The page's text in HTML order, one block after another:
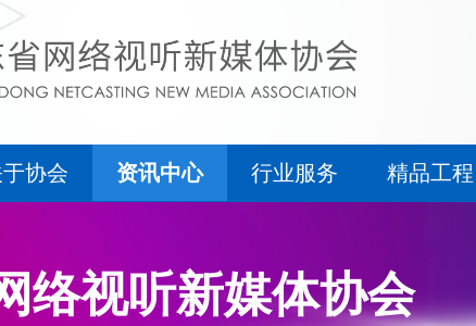
协会 资讯中心 行业服务 精品工程
络视听新媒体协会